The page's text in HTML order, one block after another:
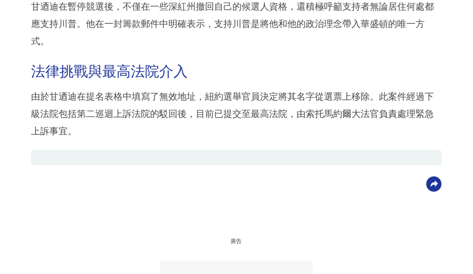
甘迺迪在暫停競選後，不僅在一些深紅州撤回自己的候選人資格，還積極呼籲支持者無論居住何處都
應支持川普。他在一封籌款郵件中明確表示，支持川普是將他和他的政治理念帶入華盛頓的唯一方
式。
法律挑戰與最高法院介入
由於甘迺迪在提名表格中填寫了無效地址，紐約選舉官員決定將其名字從選票上移除。此案件經過下
級法院包括第二巡迴上訴法院的駁回後，目前已提交至最高法院，由索托馬約爾大法官負責處理緊急
上訴事宜。
廣告